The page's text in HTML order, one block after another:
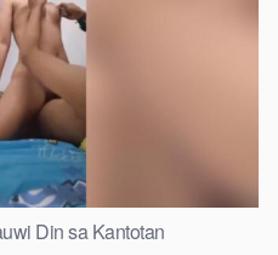
Din sa Kantotan